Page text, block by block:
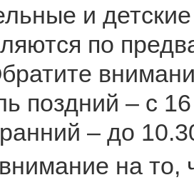
и детские
по
поздний – с
– до
на то,